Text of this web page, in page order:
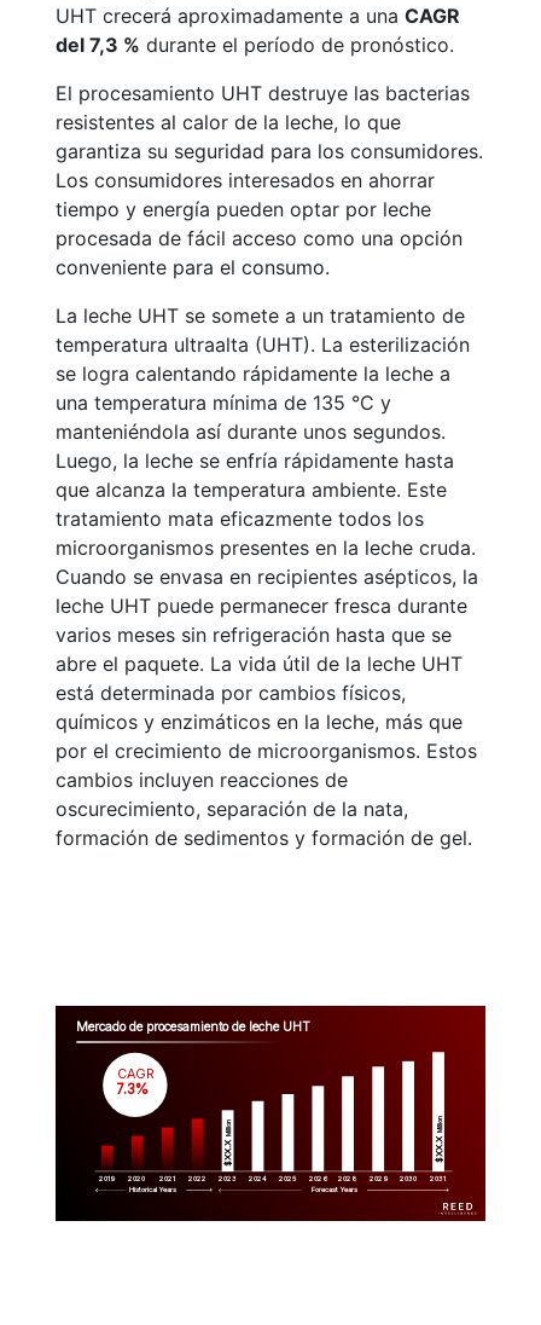
UHT crecerá aproximadamente a una CAGR
del 7,3 % durante el período de pronóstico.
El procesamiento UHT destruye las bacterias
resistentes al calor de la leche, lo que
garantiza su seguridad para los consumidores.
Los consumidores interesados en ahorrar
tiempo y energía pueden optar por leche
procesada de fácil acceso como una opción
conveniente para el consumo.
La leche UHT se somete a un tratamiento de
temperatura ultraalta (UHT). La esterilización
se logra calentando rápidamente la leche a
una temperatura mínima de 135 °C y
manteniéndola así durante unos segundos.
Luego, la leche se enfría rápidamente hasta
que alcanza la temperatura ambiente. Este
tratamiento mata eficazmente todos los
microorganismos presentes en la leche cruda.
Cuando se envasa en recipientes asépticos, la
leche UHT puede permanecer fresca durante
varios meses sin refrigeración hasta que se
abre el paquete. La vida útil de la leche UHT
está determinada por cambios físicos,
químicos y enzimáticos en la leche, más que
por el crecimiento de microorganismos. Estos
cambios incluyen reacciones de
oscurecimiento, separación de la nata,
formación de sedimentos y formación de gel.
Mercado de procesamiento de leche UHT
2019 2020 2021 2022 2023 2024 2025 2026 2028 2029 2030 2031
$XX.X
Million
$XX.X
Million
CAGR
7.3%
Historical Years Forecast Years